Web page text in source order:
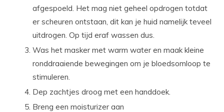
afgespoeld. Het mag niet geheel opdrogen totdat
er scheuren ontstaan, dit kan je huid namelijk teveel
uitdrogen. Op tijd eraf wassen dus.
Was het masker met warm water en maak kleine
ronddraaiende bewegingen om je bloedsomloop te
stimuleren.
Dep zachtjes droog met een handdoek.
Breng een moisturizer aan